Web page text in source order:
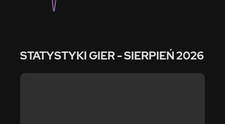
STATYSTYKI GIER- SIERPIEŃ 2026